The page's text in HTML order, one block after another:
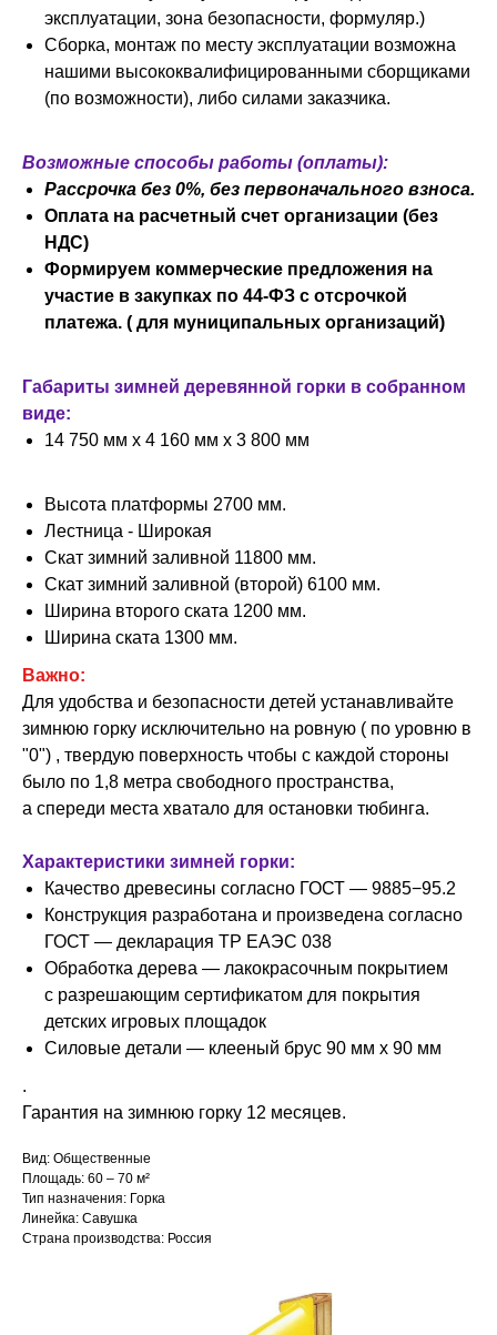
эксплуатации, зона безопасности, формуляр.)
Сборка, монтаж по месту эксплуатации возможна
нашими высококвалифицированными сборщиками
(по возможности), либо силами заказчика.
Возможные способы работы (оплаты):
Рассрочка без 0%, без первоначального взноса.
Оплата на расчетный счет организации (без
НДС)
Формируем коммерческие предложения на
участие в закупках по 44-ФЗ с отсрочкой
платежа. ( для муниципальных организаций)
Габариты зимней деревянной горки в собранном
виде:
14 750 мм х 4 160 мм х 3 800 мм
Высота платформы 2700 мм.
Лестница - Широкая
Скат зимний заливной 11800 мм.
Скат зимний заливной (второй) 6100 мм.
Ширина второго ската 1200 мм.
Ширина ската 1300 мм.
Важно:
Для удобства и безопасности детей устанавливайте
зимнюю горку исключительно на ровную ( по уровню в
"0") , твердую поверхность чтобы с каждой стороны
было по 1,8 метра свободного пространства,
а спереди места хватало для остановки тюбинга.
Характеристики зимней горки:
Качество древесины согласно ГОСТ — 9885−95.2
Конструкция разработана и произведена согласно
ГОСТ — декларация ТР ЕАЭС 038
Обработка дерева — лакокрасочным покрытием
с разрешающим сертификатом для покрытия
детских игровых площадок
Силовые детали — клееный брус 90 мм х 90 мм
.
Гарантия на зимнюю горку 12 месяцев.
Вид: Общественные
Площадь: 60 – 70 м²
Тип назначения: Горка
Линейка: Савушка
Страна производства: Россия